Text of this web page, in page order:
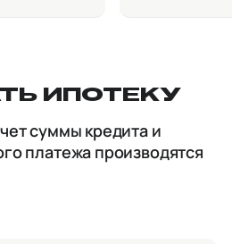
ИПОТЕКУ
суммы кредита и
платежа производятся